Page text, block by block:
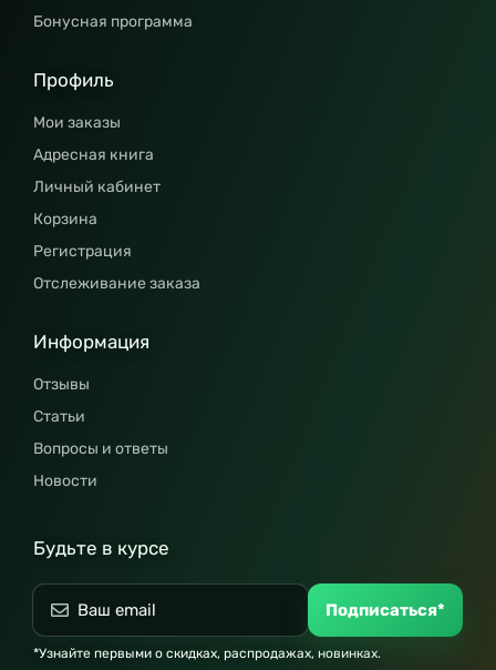
Бонусная программа
Профиль
Мои заказы
Адресная книга
Личный кабинет
Корзина
Регистрация
Отслеживание заказа
Информация
Отзывы
Статьи
Вопросы и ответы
Новости
Будьте в курсе
Подписаться*
*Узнайте первыми о скидках, распродажах, новинках.